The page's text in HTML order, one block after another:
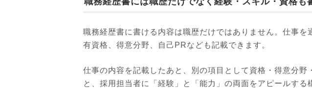
職務経歴書に書ける内容は職歴だけではありません。仕事を
有資格、得意分野、自己PRなども記載できます。
仕事の内容を記載したあと、別の項目として資格・得意分野
と、採用担当者に「経験」と「能力」の両面をアピールする